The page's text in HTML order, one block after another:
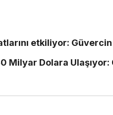
etkiliyor:
Milyar Dolara